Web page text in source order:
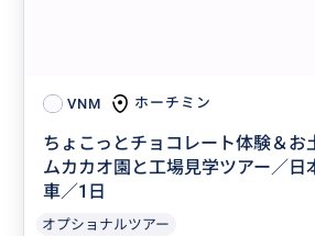
VNM ホーチミン
ちょこっとチョコレート体験＆お
ムカカオ園と工場見学ツアー／日
車／1日
オプショナルツアー